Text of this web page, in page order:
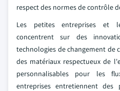
respect des normes de contrôle
Les petites entreprises et
concentrent sur des
technologies de changement de
des matériaux respectueux de
personnalisables pour les
entreprises entretiennent des